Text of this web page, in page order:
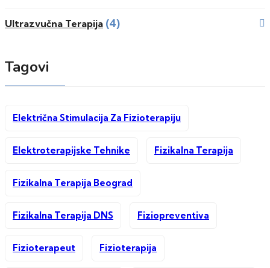
Ultrazvučna Terapija (4)
Tagovi
Električna Stimulacija Za Fizioterapiju
Elektroterapijske Tehnike Fizikalna Terapija
Fizikalna Terapija Beograd
Fizikalna Terapija DNS Fiziopreventiva
Fizioterapeut Fizioterapija